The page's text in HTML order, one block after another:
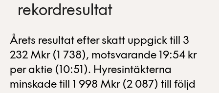
rekordresultat
Årets resultat efter skatt uppgick till 3
232 Mkr (1 738), motsvarande 19:54 kr
per aktie (10:51). Hyresintäkterna
minskade till 1 998 Mkr (2 087) till följd